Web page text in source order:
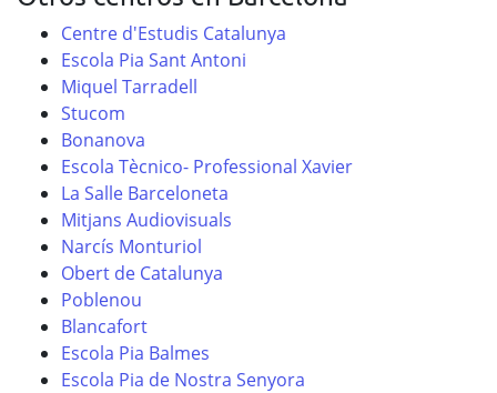
Centre d'Estudis Catalunya
Escola Pia Sant Antoni
Miquel Tarradell
Stucom
Bonanova
Escola Tècnico- Professional Xavier
La Salle Barceloneta
Mitjans Audiovisuals
Narcís Monturiol
Obert de Catalunya
Poblenou
Blancafort
Escola Pia Balmes
Escola Pia de Nostra Senyora